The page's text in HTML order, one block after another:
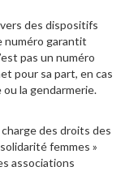
des dispositifs
numéro garantit
pas un numéro
pour sa part, en cas
la gendarmerie.
des droits des
femmes »
associations